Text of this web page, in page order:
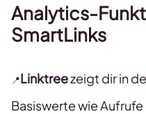
Analytics-
SmartLinks
📍Linktreezeigt dir in
Basiswerte wie